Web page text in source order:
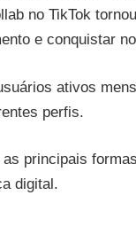
no TikTok
e conquistar
ativos
perfis.
principais
digital.